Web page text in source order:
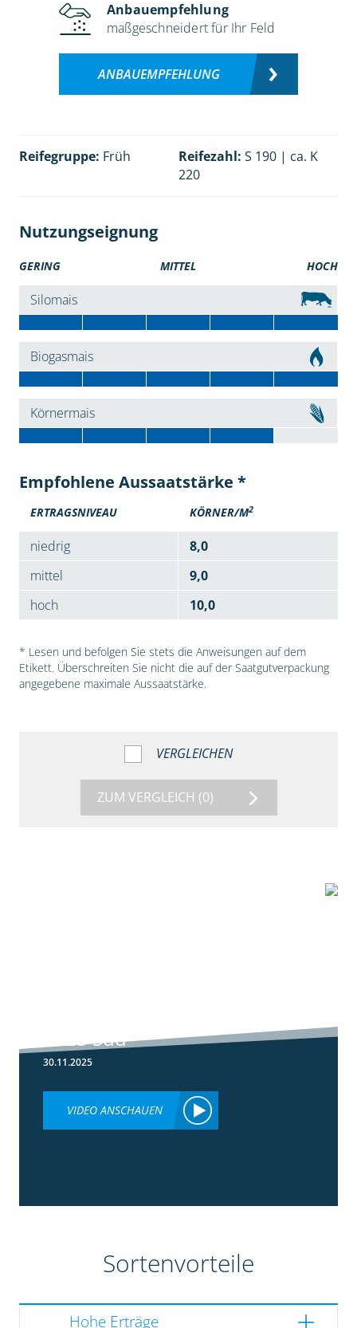
Anbauempfehlung
maßgeschneidert für Ihr Feld
ANBAUEMPFEHLUNG
Reifegruppe: Früh Reifezahl: S 190 | ca. K
220
Nutzungseignung
GERING MITTEL HOCH
Silomais
Biogasmais
Körnermais
Empfohlene Aussaatstärke *
ERTRAGSNIVEAU KÖRNER/M2
niedrig
8,0
mittel
9,0
hoch
10,0
* Lesen und befolgen Sie stets die Anweisungen auf dem
Etikett. Überschreiten Sie nicht die auf der Saatgutverpackung
angegebene maximale Aussaatstärke.
VERGLEICHEN
ZUM VERGLEICH (0)
2025 Süd
30.11.2025
VIDEO ANSCHAUEN
Sortenvorteile
Hohe Erträge